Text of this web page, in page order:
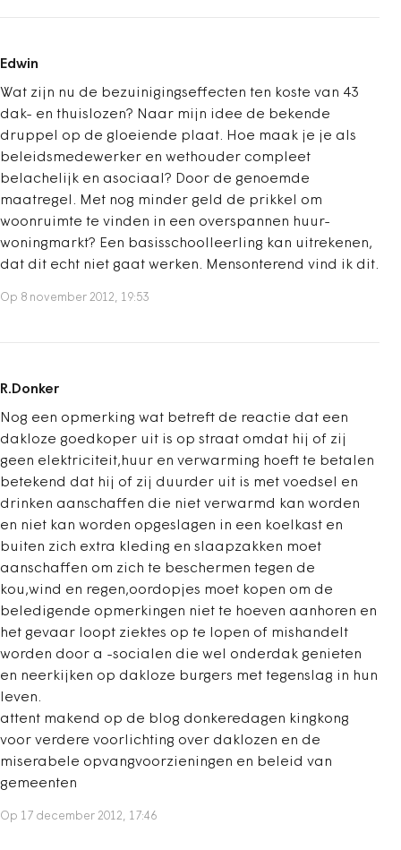
Edwin
Wat zijn nu de bezuinigingseffecten ten koste van 43
dak- en thuislozen? Naar mijn idee de bekende
druppel op de gloeiende plaat. Hoe maak je je als
beleidsmedewerker en wethouder compleet
belachelijk en asociaal? Door de genoemde
maatregel. Met nog minder geld de prikkel om
woonruimte te vinden in een overspannen huur-
woningmarkt? Een basisschoolleerling kan uitrekenen,
dat dit echt niet gaat werken. Mensonterend vind ik dit.
Op 8 november 2012, 19:53
R.Donker
Nog een opmerking wat betreft de reactie dat een
dakloze goedkoper uit is op straat omdat hij of zij
geen elektriciteit,huur en verwarming hoeft te betalen
betekend dat hij of zij duurder uit is met voedsel en
drinken aanschaffen die niet verwarmd kan worden
en niet kan worden opgeslagen in een koelkast en
buiten zich extra kleding en slaapzakken moet
aanschaffen om zich te beschermen tegen de
kou,wind en regen,oordopjes moet kopen om de
beledigende opmerkingen niet te hoeven aanhoren en
het gevaar loopt ziektes op te lopen of mishandelt
worden door a -socialen die wel onderdak genieten
en neerkijken op dakloze burgers met tegenslag in hun
leven.
attent makend op de blog donkeredagen kingkong
voor verdere voorlichting over daklozen en de
miserabele opvangvoorzieningen en beleid van
gemeenten
Op 17 december 2012, 17:46